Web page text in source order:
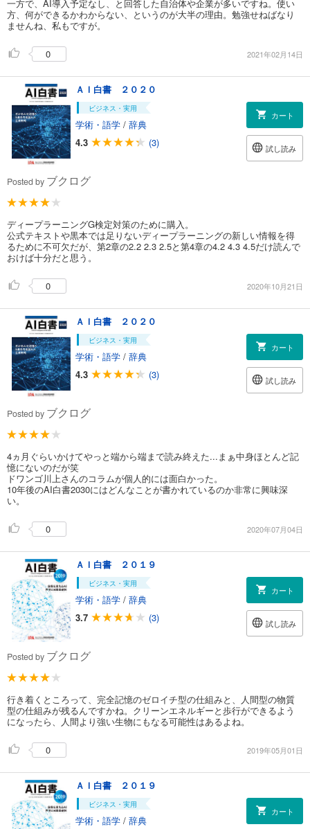
一方で、AI導入予定なし、と回答した自治体や企業が多いですね。使い
方、何ができるかわからない、というのが大半の理由。勉強せねばなり
ませんね、私もですが。
0 2021年02月14日
ＡＩ白書 ２０２０
ビジネス・実用
学術・語学 / 辞典
4.3
(3)
カート
試し読み
Posted by ブクログ
ディープラーニングG検定対策のために購入。
公式テキストや黒本では足りないディープラーニングの新しい情報を得
るために不可欠だが、第2章の2.2 2.3 2.5と第4章の4.2 4.3 4.5だけ読んで
おけば十分だと思う。
0 2020年10月21日
ＡＩ白書 ２０２０
ビジネス・実用
学術・語学 / 辞典
4.3
(3)
カート
試し読み
Posted by ブクログ
4ヵ月ぐらいかけてやっと端から端まで読み終えた...まぁ中身ほとんど記
憶にないのだが笑
ドワンゴ川上さんのコラムが個人的には面白かった。
10年後のAI白書2030にはどんなことが書かれているのか非常に興味深
い。
0 2020年07月04日
ＡＩ白書 ２０１９
ビジネス・実用
学術・語学 / 辞典
3.7
(3)
カート
試し読み
Posted by ブクログ
行き着くところって、完全記憶のゼロイチ型の仕組みと、人間型の物質
型の仕組みが残るんですかね。クリーンエネルギーと歩行ができるよう
になったら、人間より強い生物にもなる可能性はあるよね。
0 2019年05月01日
ＡＩ白書 ２０１９
ビジネス・実用
学術・語学 / 辞典
カート